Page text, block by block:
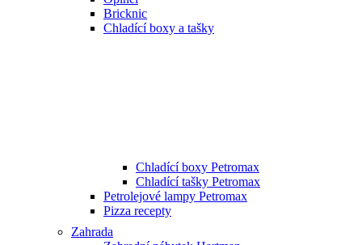
Bricknic
Chladící boxy a tašky
Chladící boxy Petromax
Chladící tašky Petromax
Petrolejové lampy Petromax
Pizza recepty
Zahrada